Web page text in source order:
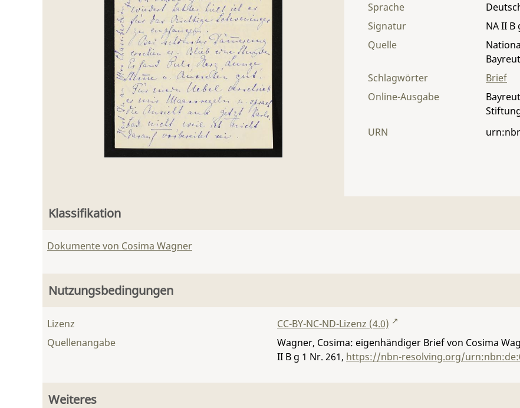
Sprache
Signatur
NA II B
Quelle
Schlagwörter
Brief
Online-Ausgabe
URN
Klassifikation
Dokumente von Cosima Wagner
Nutzungsbedingungen
Lizenz
CC-BY-NC-ND-Lizenz (4.0)
Quellenangabe
Wagner, Cosima: eigenhändiger Brief von Cosima
II B g 1 Nr. 261, https://nbn-resolving.org/
Weiteres